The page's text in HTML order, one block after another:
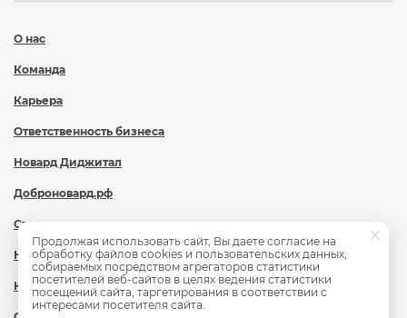
О нас
Команда
Карьера
Ответственность бизнеса
Новард Диджитал
Доброновард.рф
Статьи
Новости
Контакты
Продолжая использовать сайт, Вы даете согласие на
обработку файлов cookies и пользовательских данных,
собираемых посредством агрегаторов статистики
посетителей веб-сайтов в целях ведения статистики
посещений сайта, таргетирования в соответствии с
интересами посетителя сайта.